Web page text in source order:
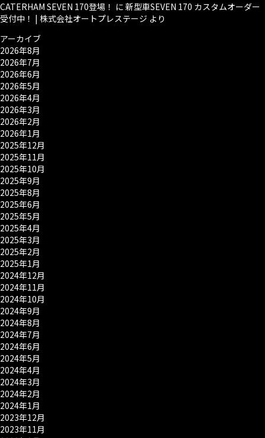
CATERHAM SEVEN 170登場！ に 新型車SEVEN 170 カスタムオーダー
受付中！ | 株式会社オートプレステージ より
アーカイブ
2026年8月
2026年7月
2026年6月
2026年5月
2026年4月
2026年3月
2026年2月
2026年1月
2025年12月
2025年11月
2025年10月
2025年9月
2025年8月
2025年6月
2025年5月
2025年4月
2025年3月
2025年2月
2025年1月
2024年12月
2024年11月
2024年10月
2024年9月
2024年8月
2024年7月
2024年6月
2024年5月
2024年4月
2024年3月
2024年2月
2024年1月
2023年12月
2023年11月